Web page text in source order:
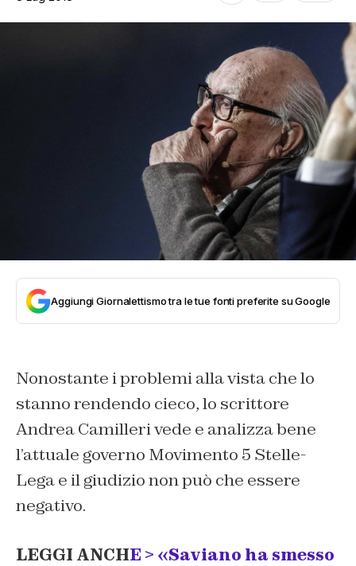
Aggiungi Giornalettismo tra le tue fonti preferite su Google
Nonostante i problemi alla vista che lo
stanno rendendo cieco, lo scrittore
Andrea Camilleri vede e analizza bene
l’attuale governo Movimento 5 Stelle-
Lega e il giudizio non può che essere
negativo.
LEGGI ANCHE > «Saviano ha smesso